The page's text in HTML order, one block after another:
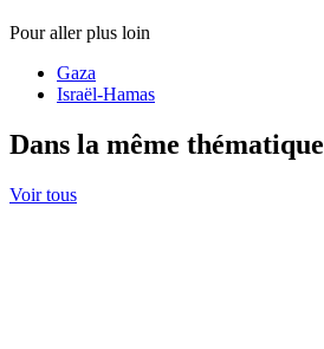
Pour aller plus loin
Gaza
Israël-Hamas
Dans la même thématique
Voir tous